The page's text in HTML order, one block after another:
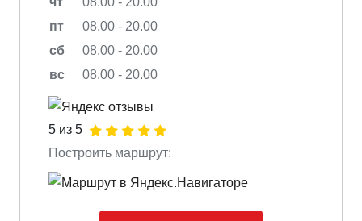
пт
08.00 - 20.00
сб
08.00 - 20.00
вс
08.00 - 20.00
5 из 5
Построить маршрут: